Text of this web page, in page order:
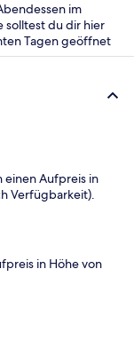
im
solltest du dir hier
Tagen geöffnet
einen Aufpreis in
Verfügbarkeit).
in Höhe von